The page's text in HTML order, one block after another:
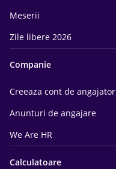
Meserii
Zile libere 2026
Companie
Creeaza cont de angajator
Anunturi de angajare
We Are HR
Calculatoare